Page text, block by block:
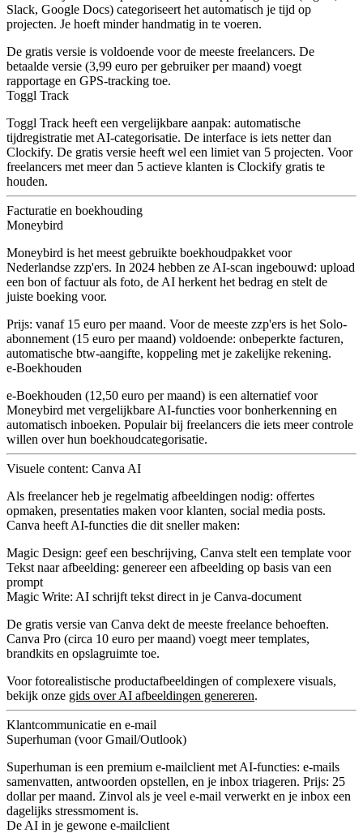
Slack, Google Docs) categoriseert het automatisch je tijd op
projecten. Je hoeft minder handmatig in te voeren.
De gratis versie is voldoende voor de meeste freelancers. De
betaalde versie (3,99 euro per gebruiker per maand) voegt
rapportage en GPS-tracking toe.
Toggl Track
Toggl Track heeft een vergelijkbare aanpak: automatische
tijdregistratie met AI-categorisatie. De interface is iets netter dan
Clockify. De gratis versie heeft wel een limiet van 5 projecten. Voor
freelancers met meer dan 5 actieve klanten is Clockify gratis te
houden.
Facturatie en boekhouding
Moneybird
Moneybird is het meest gebruikte boekhoudpakket voor
Nederlandse zzp'ers. In 2024 hebben ze AI-scan ingebouwd: upload
een bon of factuur als foto, de AI herkent het bedrag en stelt de
juiste boeking voor.
Prijs: vanaf 15 euro per maand. Voor de meeste zzp'ers is het Solo-
abonnement (15 euro per maand) voldoende: onbeperkte facturen,
automatische btw-aangifte, koppeling met je zakelijke rekening.
e-Boekhouden
e-Boekhouden (12,50 euro per maand) is een alternatief voor
Moneybird met vergelijkbare AI-functies voor bonherkenning en
automatisch inboeken. Populair bij freelancers die iets meer controle
willen over hun boekhoudcategorisatie.
Visuele content: Canva AI
Als freelancer heb je regelmatig afbeeldingen nodig: offertes
opmaken, presentaties maken voor klanten, social media posts.
Canva heeft AI-functies die dit sneller maken:
Magic Design: geef een beschrijving, Canva stelt een template voor
Tekst naar afbeelding: genereer een afbeelding op basis van een
prompt
Magic Write: AI schrijft tekst direct in je Canva-document
De gratis versie van Canva dekt de meeste freelance behoeften.
Canva Pro (circa 10 euro per maand) voegt meer templates,
brandkits en opslagruimte toe.
Voor fotorealistische productafbeeldingen of complexere visuals,
bekijk onze gids over AI afbeeldingen genereren.
Klantcommunicatie en e-mail
Superhuman (voor Gmail/Outlook)
Superhuman is een premium e-mailclient met AI-functies: e-mails
samenvatten, antwoorden opstellen, en je inbox triageren. Prijs: 25
dollar per maand. Zinvol als je veel e-mail verwerkt en je inbox een
dagelijks stressmoment is.
De AI in je gewone e-mailclient